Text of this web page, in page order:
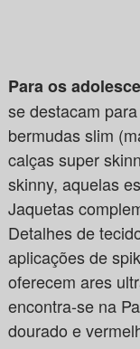
Para os
se destacam
bermudas slim
calças super
skinny, aquelas
Jaquetas
Detalhes de
aplicações de
oferecem ares
encontra-se na
dourado e